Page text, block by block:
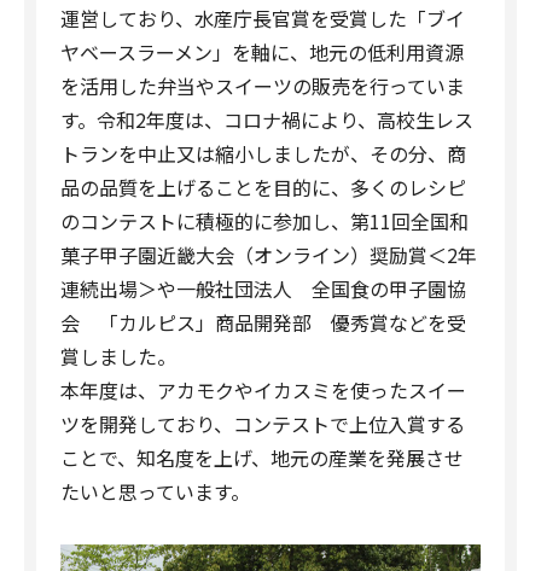
運営しており、水産庁長官賞を受賞した「ブイ
ヤベースラーメン」を軸に、地元の低利用資源
を活用した弁当やスイーツの販売を行っていま
す。令和2年度は、コロナ禍により、高校生レス
トランを中止又は縮小しましたが、その分、商
品の品質を上げることを目的に、多くのレシピ
のコンテストに積極的に参加し、第11回全国和
菓子甲子園近畿大会（オンライン）奨励賞＜2年
連続出場＞や一般社団法人 全国食の甲子園協
会 「カルピス」商品開発部 優秀賞などを受
賞しました。
本年度は、アカモクやイカスミを使ったスイー
ツを開発しており、コンテストで上位入賞する
ことで、知名度を上げ、地元の産業を発展させ
たいと思っています。